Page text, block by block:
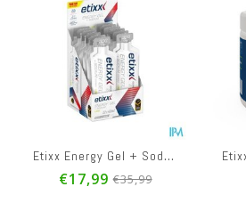
Etixx Energy Gel + Sodium Lime 12x40ml
€17,99 €35,99